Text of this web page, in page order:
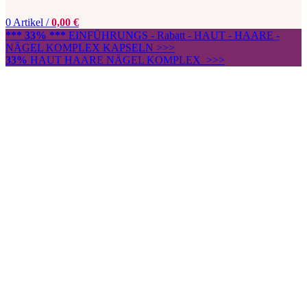
0 Artikel / 0,00 €
*** 33% *** EINFÜHRUNGS - Rabatt - HAUT - HAARE -
NÄGEL KOMPLEX KAPSELN >>>
33% HAUT HAARE NÄGEL KOMPLEX >>>